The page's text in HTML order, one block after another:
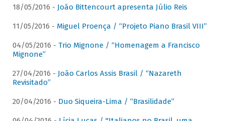
18/05/2016 - João Bittencourt apresenta Júlio Reis
11/05/2016 - Miguel Proença / “Projeto Piano Brasil VIII”
04/05/2016 - Trio Mignone / “Homenagem a Francisco
Mignone”
27/04/2016 - João Carlos Assis Brasil / “Nazareth
Revisitado”
20/04/2016 - Duo Siqueira-Lima / “Brasilidade”